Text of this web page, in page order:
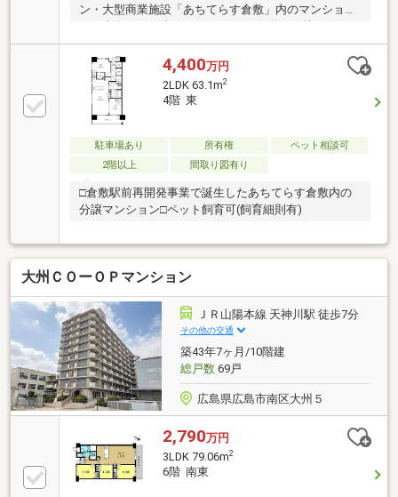
ン・大型商業施設「あちてらす倉敷」内のマンショ
ダイニングキッチンは、すっきりと明るい空間で
す。・追焚き機能付きの浴室は帰宅が遅くなった日で
も暖かいお風呂で一日の疲れをリセットできます。・
リビングダイニングには、足元から穏やかに効率的に
室内全体を温める床暖房付き.・エコジョーズ採用で、
快適で経済的な住まいを実現。・梅雨時や雨の日に重
宝する浴室換気乾燥機は、日々の家事をサポート。
4,400万円
2LDK 63.1m2
4階 東
駐車場あり 所有権
ペット相談可
2階以上
間取り図有り
□倉敷駅前再開発事業で誕生したあちてらす倉敷内の
分譲マンション□ペット飼育可(飼育細則有)
大州ＣＯーＯＰマンション
ＪＲ山陽本線 天神川駅 徒歩7分
その他の交通
築43年7ヶ月/10階建
総戸数69戸
広島県広島市南区大州５
2,790万円
3LDK 79.06m2
6階 南東